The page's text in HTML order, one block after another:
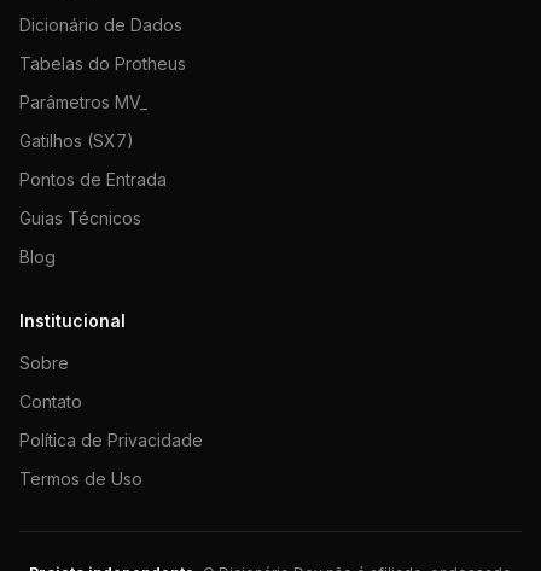
Dicionário de Dados
Tabelas do Protheus
Parâmetros MV_
Gatilhos (SX7)
Pontos de Entrada
Guias Técnicos
Blog
Institucional
Sobre
Contato
Política de Privacidade
Termos de Uso